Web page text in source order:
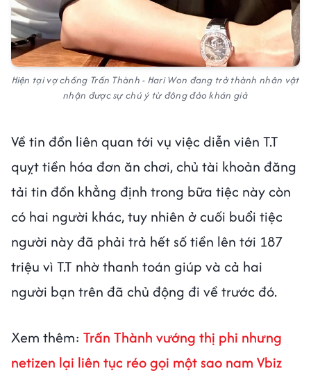
Hiện tại vợ chồng Trấn Thành - Hari Won đang trở thành nhân vật
nhận được sự chú ý từ đông đảo khán giả
Về tin đồn liên quan tới vụ việc diễn viên T.T
quỵt tiền hóa đơn ăn chơi, chủ tài khoản đăng
tải tin đồn khẳng định trong bữa tiệc này còn
có hai người khác, tuy nhiên ở cuối buổi tiệc
người này đã phải trả hết số tiền lên tới 187
triệu vì T.T nhờ thanh toán giúp và cả hai
người bạn trên đã chủ động đi về trước đó.
Xem thêm: Trấn Thành vướng thị phi nhưng
netizen lại liên tục réo gọi một sao nam Vbiz